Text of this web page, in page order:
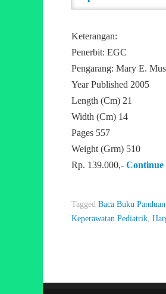
Keterangan:
Penerbit: EGC
Pengarang: Mary E.
Year Published 2005
Length (Cm) 21
Width (Cm) 14
Pages 557
Weight (Grm) 510
Rp. 139.000,- Continue
Tagged Baca Buku
Keperawatan Pediatrik